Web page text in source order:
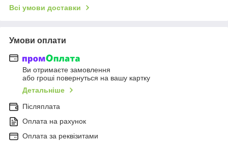
Всі умови доставки
Умови оплати
Ви отримаєте замовлення
або гроші повернуться на вашу картку
Детальніше
Післяплата
Оплата на рахунок
Оплата за реквізитами